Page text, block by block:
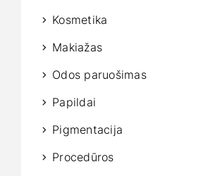
Kosmetika
Makiažas
Odos paruošimas
Papildai
Pigmentacija
Procedūros